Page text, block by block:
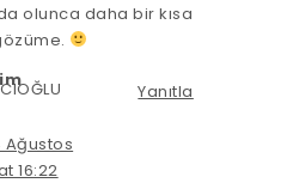
olunca daha bir kısa
Yanıtla
Ağustos
16:22